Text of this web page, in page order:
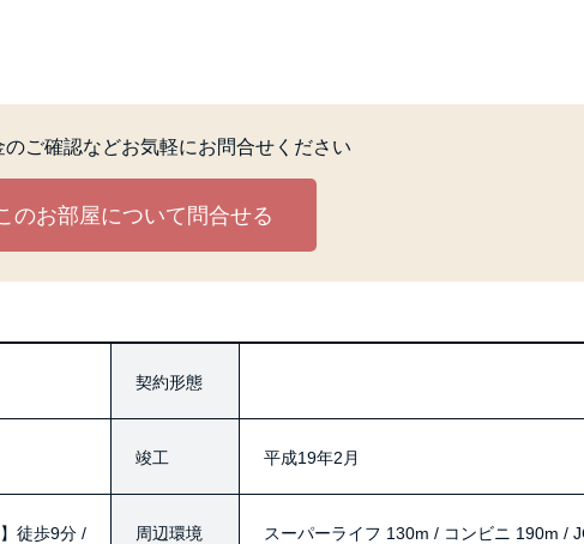
のご確認などお気軽にお問合せください
のお部屋について問合せる
契約形態
竣工 平成19年2月
徒歩9分 /
周辺環境 スーパーライフ 130m / コンビニ 190m /